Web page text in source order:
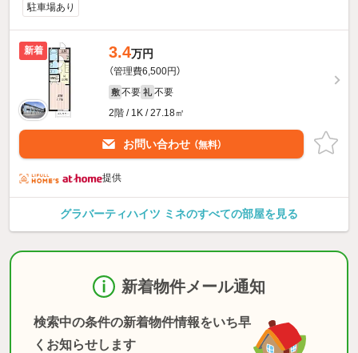
駐車場あり
新着 3.4万円
（管理費6,500円）
敷 不要 礼 不要
2階 / 1K / 27.18㎡
お問い合わせ （無料）
提供
グラバーティハイツ ミネのすべての部屋を見る
新着物件メール通知
検索中の条件の新着物件情報をいち早
くお知らせします